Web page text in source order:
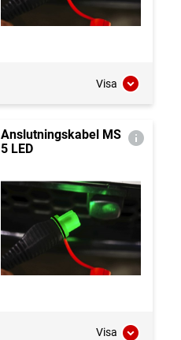
Visa
Anslutningskabel MS
5 LED
Visa